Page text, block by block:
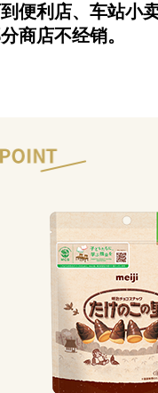
便利店、车站小
商店不经销。